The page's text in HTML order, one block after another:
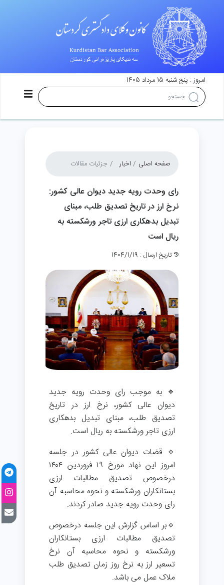
امروز : پنج شنبه 15 مرداد 1405
صفحه اصلی اخبار جزئیات مقالات
رای وحدت رویه جدید دیوان عالی کشور:
نرخ ارز در تاریخ تصدیق طلب، مبنای
تبدیل بدهکاری ارزی تاجر ورشکسته به
ریال است
تاریخ ارسال : 1404/1/19
🔹 به موجب رای وحدت رویه جدید
دیوان عالی کشور، نرخ ارز در تاریخ
تصدیق طلب، مبنای تبدیل بدهکاری
ارزی تاجر ورشکسته به ریال است.
🔹 قضات دیوان عالی کشور در جلسه
امروز این نهاد مورخ ۱۹ فروردین ۱۴۰۴
درخصوص تصدیق مطالبات ارزی
بستانکاران ورشکسته و نحوه محاسبه آن
رای وحدت رویه جدید صادر کردند.
🔹بر اساس گزارش این جلسه درخصوص
تصدیق مطالبات ارزی بستانکاران
ورشکسته و نحوه محاسبه آن نرخ
تسعیر ارز به نرخ روز زمان تصدیق طلب
ملاک عمل می باشد.